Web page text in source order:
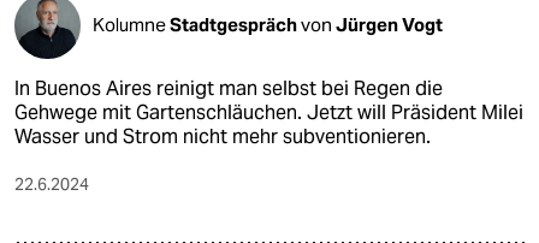
KolumneStadtgesprächvon Jürgen Vogt
In Buenos Aires reinigt man selbst bei Regen die
Gehwege mit Gartenschläuchen. Jetzt will Präsident Milei
Wasser und Strom nicht mehr subventionieren.
22.6.2024